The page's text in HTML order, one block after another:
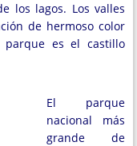
los lagos. Los valles
de hermoso color
parque es el castillo
El parque
nacional más
grande de